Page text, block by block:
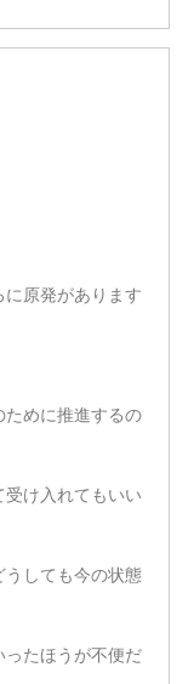
原発があります
ために推進するの
け入れてもいい
うしても今の状態
ったほうが不便だ